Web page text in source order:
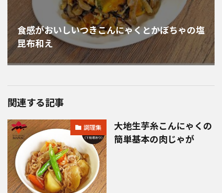
食感がおいしいつきこんにゃくとかぼちゃの塩
昆布和え
関連する記事
調理集
大地生芋糸こんにゃくの
簡単基本の肉じゃが